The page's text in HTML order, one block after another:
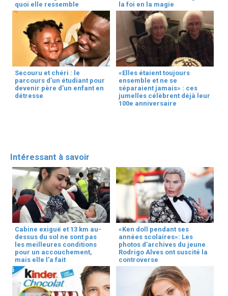
quoi elle ressemble
la foi en la magie
Secouru et chéri : le
parcours d’un étudiant pour
devenir père d’un enfant en
détresse
«Elles étaient toujours
ensemble et ne se
séparaient jamais» : ces
jumelles célèbrent déjà leur
100e anniversaire
Intéressant à savoir
Cabine exiguë et 13 km au-
dessus du sol ne sont pas
les meilleures conditions
pour un accouchement,
mais elle l’a fait
«Ken doll pendant ses
années scolaires»: Les
photos d’archives du jeune
Rodrigo Alves ont suscité la
controverse